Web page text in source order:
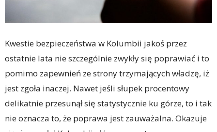
Kwestie bezpieczeństwa w Kolumbii jakoś przez
ostatnie lata nie szczególnie zwykły się poprawiać i to
pomimo zapewnień ze strony trzymających władzę, iż
jest zgoła inaczej. Nawet jeśli słupek procentowy
delikatnie przesunął się statystycznie ku górze, to i tak
nie oznacza to, że poprawa jest zauważalna. Okazuje